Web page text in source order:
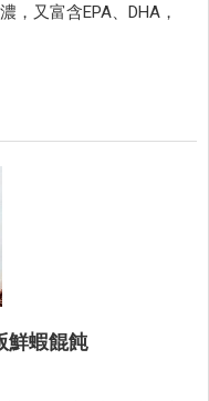
，又富含EPA、DHA，
鮮蝦餛飩